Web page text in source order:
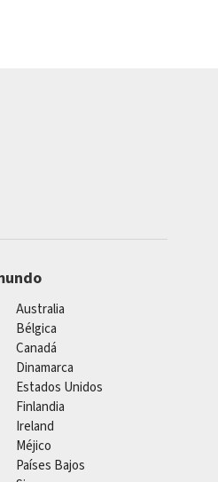
Australia
Bélgica
Canadá
Dinamarca
Estados Unidos
Finlandia
Ireland
Méjico
Países Bajos